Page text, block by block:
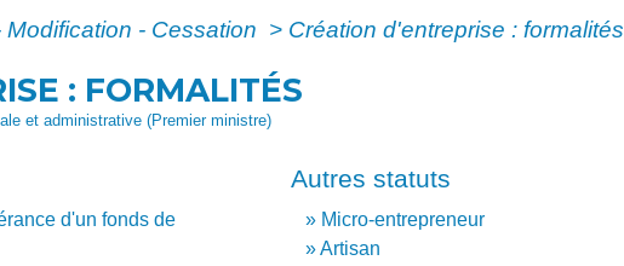
Modification - Cessation > Création d'entreprise : formalités
: FORMALITÉS
et administrative (Premier ministre)
d'un fonds de
Autres statuts
Micro-entrepreneur
Artisan